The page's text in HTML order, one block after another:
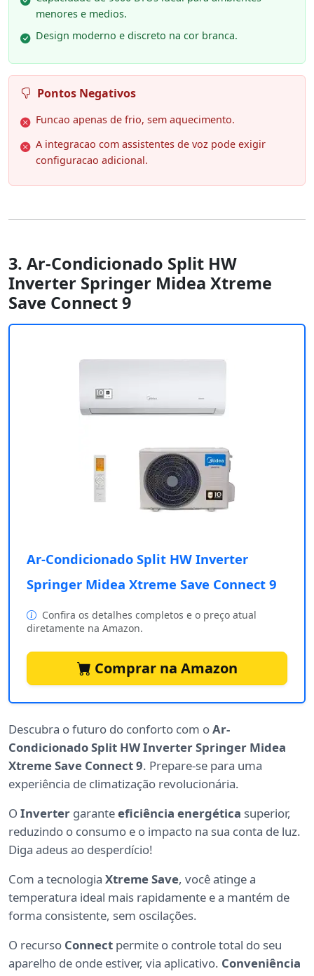
menores e medios.
Design moderno e discreto na cor branca.
Pontos Negativos
Funcao apenas de frio, sem aquecimento.
A integracao com assistentes de voz pode exigir
configuracao adicional.
3. Ar-Condicionado Split HW
Inverter Springer Midea Xtreme
Save Connect 9
Ar-Condicionado Split HW Inverter
Springer Midea Xtreme Save Connect 9
Confira os detalhes completos e o preço atual
diretamente na Amazon.
Comprar na Amazon
Descubra o futuro do conforto com oAr-
Condicionado Split HW Inverter Springer Midea
Xtreme Save Connect 9. Prepare-se para uma
experiência de climatização revolucionária.
O Inverter garanteeficiência energética superior,
reduzindo o consumo e o impacto na sua conta de luz.
Diga adeus ao desperdício!
Com a tecnologia Xtreme Save, você atinge a
temperatura ideal mais rapidamente e a mantém de
forma consistente, sem oscilações.
O recurso Connect permite o controle total do seu
aparelho de onde estiver, via aplicativo. Conveniência